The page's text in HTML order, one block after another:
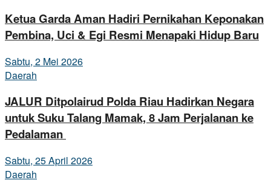
Ketua Garda Aman Hadiri Pernikahan Keponakan
Pembina, Uci & Egi Resmi Menapaki Hidup Baru
Sabtu, 2 Mei 2026
Daerah
JALUR Ditpolairud Polda Riau Hadirkan Negara
untuk Suku Talang Mamak, 8 Jam Perjalanan ke
Pedalaman
Sabtu, 25 April 2026
Daerah